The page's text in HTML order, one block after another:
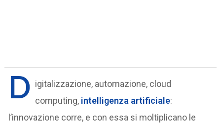
D igitalizzazione, automazione, cloud
computing, intelligenza artificiale:
l’innovazione corre, e con essa si moltiplicano le